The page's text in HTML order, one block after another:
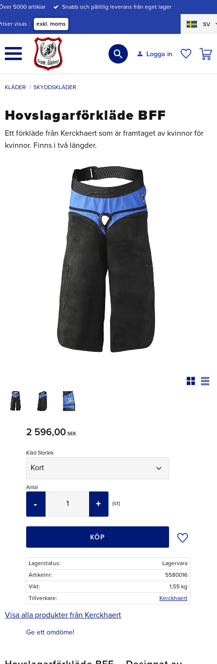
Meny
5000 artiklar Snabb och pålitlig leverans från eget lager
visas exkl. moms SV
Logga in
KLÄDER SKYDDSKLÄDER
Hovslagarförkläde BFF
Ett förkläde från Kerckhaert som är framtaget av kvinnor för
kvinnor. Finns i två längder.
2 596,00 SEK
Kläd Storlek
Antal
st
+
-
KÖP Lägg till i
Lagerstatus
Lagervara
Artikelnr
5580016
Vikt
1,55 kg
Tillverkare
Kerckhaert
Visa alla produkter från Kerckhaert
Ge ett omdöme!